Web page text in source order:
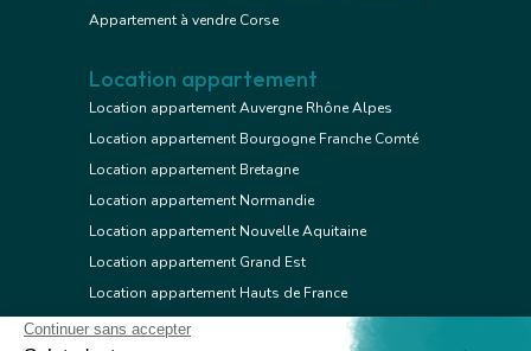
Appartement à vendre Corse
Location appartement
Location appartement Auvergne Rhône Alpes
Location appartement Bourgogne Franche Comté
Location appartement Bretagne
Location appartement Normandie
Location appartement Nouvelle Aquitaine
Location appartement Grand Est
Location appartement Hauts de France
Location appartement Ile de France